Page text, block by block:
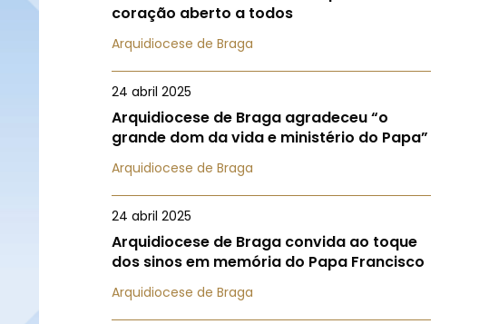
coração aberto a todos
Arquidiocese de Braga
24 abril 2025
Arquidiocese de Braga agradeceu “o
grande dom da vida e ministério do Papa”
Arquidiocese de Braga
24 abril 2025
Arquidiocese de Braga convida ao toque
dos sinos em memória do Papa Francisco
Arquidiocese de Braga